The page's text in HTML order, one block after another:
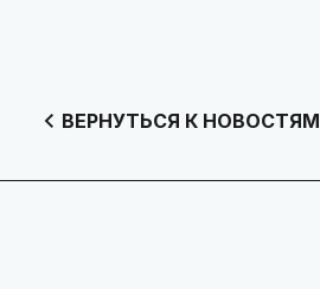
ВЕРНУТЬСЯ К НОВОСТЯМ